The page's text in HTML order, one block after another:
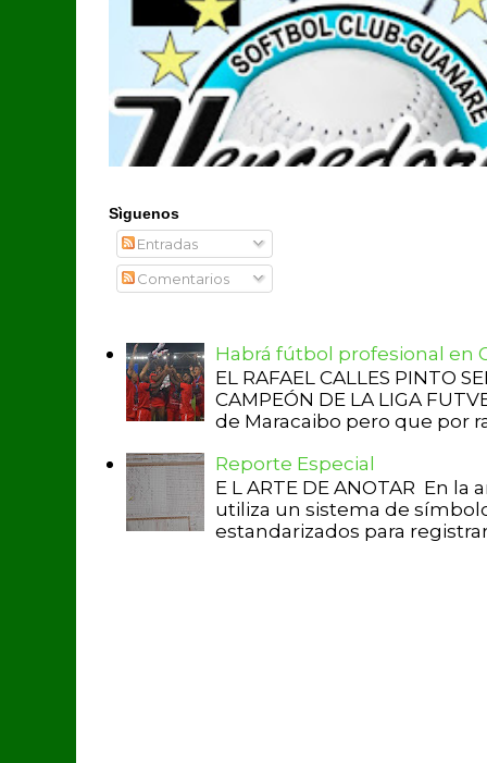
Sìguenos
Entradas
Comentarios
Habrá fútbol profesional en
EL RAFAEL CALLES PINTO
CAMPEÓN DE LA LIGA
de Maracaibo pero que por
Reporte Especial
E L ARTE DE ANOTAR En
utiliza un sistema de
estandarizados para